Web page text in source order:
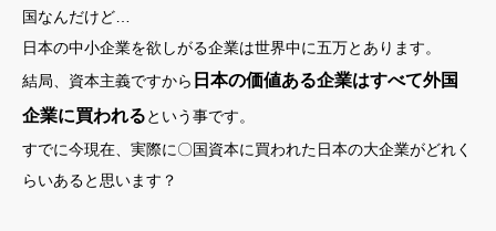
国なんだけど…
日本の中小企業を欲しがる企業は世界中に五万とあります。
結局、資本主義ですから 日本の価値ある企業はすべて外国
企業に買われるという事です。
すでに今現在、実際に〇国資本に買われた日本の大企業がどれく
らいあると思います？